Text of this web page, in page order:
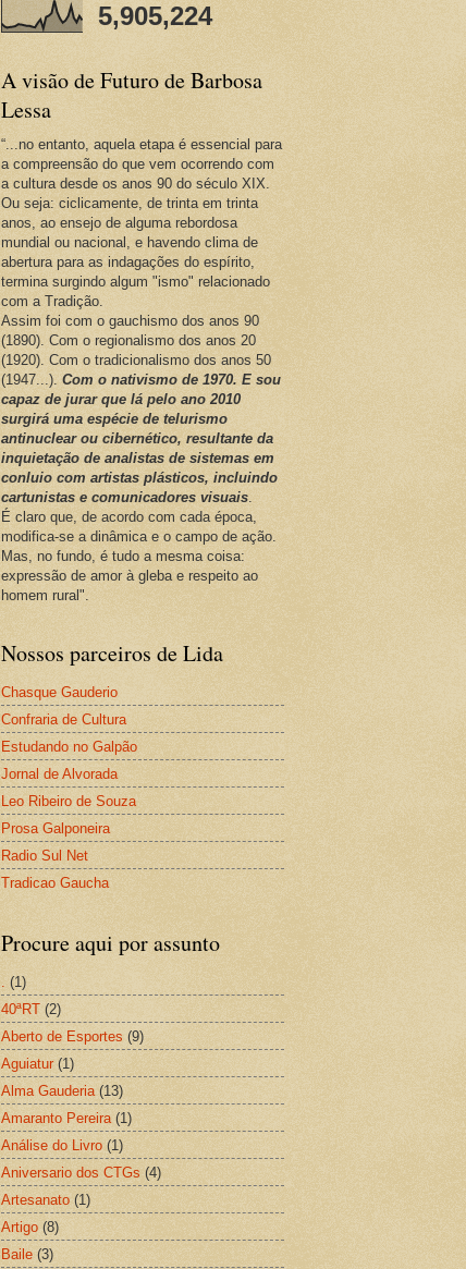
5,905,224
A visão de Futuro de Barbosa
Lessa
“...no entanto, aquela etapa é essencial para
a compreensão do que vem ocorrendo com
a cultura desde os anos 90 do século XIX.
Ou seja: ciclicamente, de trinta em trinta
anos, ao ensejo de alguma rebordosa
mundial ou nacional, e havendo clima de
abertura para as indagações do espírito,
termina surgindo algum "ismo" relacionado
com a Tradição.
Assim foi com o gauchismo dos anos 90
(1890). Com o regionalismo dos anos 20
(1920). Com o tradicionalismo dos anos 50
(1947...). Com o nativismo de 1970. E sou
capaz de jurar que lá pelo ano 2010
surgirá uma espécie de telurismo
antinuclear ou cibernético, resultante da
inquietação de analistas de sistemas em
conluio com artistas plásticos, incluindo
cartunistas e comunicadores visuais.
É claro que, de acordo com cada época,
modifica-se a dinâmica e o campo de ação.
Mas, no fundo, é tudo a mesma coisa:
expressão de amor à gleba e respeito ao
homem rural".
Nossos parceiros de Lida
Chasque Gauderio
Confraria de Cultura
Estudando no Galpão
Jornal de Alvorada
Leo Ribeiro de Souza
Prosa Galponeira
Radio Sul Net
Tradicao Gaucha
Procure aqui por assunto
(1)
40ªRT (2)
Aberto de Esportes (9)
Aguiatur (1)
Alma Gauderia (13)
Amaranto Pereira (1)
Análise do Livro (1)
Aniversario dos CTGs (4)
Artesanato (1)
Artigo (8)
Baile (3)